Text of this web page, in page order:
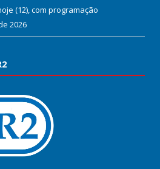
(12), com programação
2026